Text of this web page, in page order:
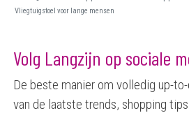
Vliegtuigstoel voor lange mensen
Volg Langzijn op sociale
De beste manier om volledig up-
van de laatste trends, shopping